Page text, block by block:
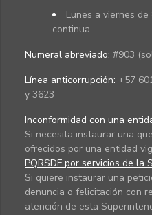
Lunes a viernes de
continua.
Numeral abreviado: #903
Línea anticorrupción: +57
y 3623
Inconformidad con una
Si necesita instaurar una
ofrecidos por una entidad
PQRSDF por servicios de la
Si quiere instaurar una
denuncia o felicitación con
atención de esta